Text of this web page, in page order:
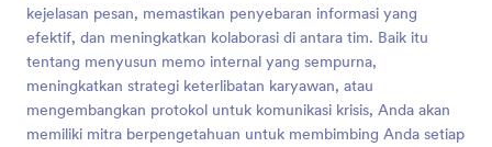
kejelasan pesan, memastikan penyebaran informasi yang
efektif, dan meningkatkan kolaborasi di antara tim. Baik itu
tentang menyusun memo internal yang sempurna,
meningkatkan strategi keterlibatan karyawan, atau
mengembangkan protokol untuk komunikasi krisis, Anda akan
memiliki mitra berpengetahuan untuk membimbing Anda setiap